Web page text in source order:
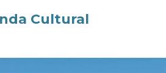
Cultural